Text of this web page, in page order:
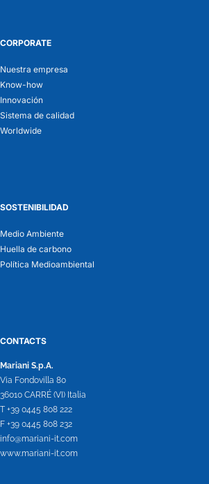
CORPORATE
Nuestra empresa
Know-how
Innovación
Sistema de calidad
Worldwide
SOSTENIBILIDAD
Medio Ambiente
Huella de carbono
Política Medioambiental
CONTACTS
Mariani S.p.A.
Via Fondovilla 80
36010 CARRÉ (VI) Italia
T +39 0445 808 222
F +39 0445 808 232
info@mariani-it.com
www.mariani-it.com